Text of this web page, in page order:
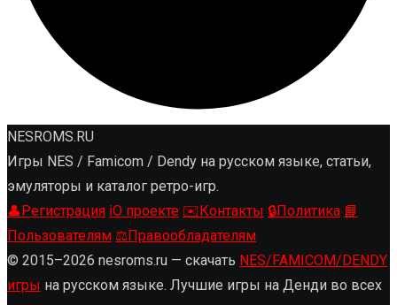
NESROMS.RU
Игры NES / Famicom / Dendy на русском языке, статьи,
эмуляторы и каталог ретро-игр.
👤Регистрация ℹ️О проекте ✉️Контакты 🔒Политика 📘
Пользователям ⚖️Правообладателям
© 2015–2026 nesroms.ru — скачать NES/FAMICOM/DENDY
игры на русском языке. Лучшие игры на Денди во всех